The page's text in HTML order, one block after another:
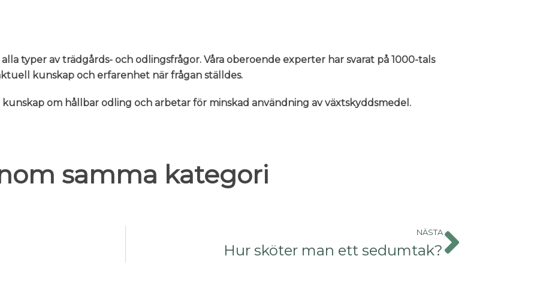
alla typer av trädgårds- och odlingsfrågor. Våra oberoende experter har svarat på 1000-tals
kunskap och erfarenhet när frågan ställdes.
om hållbar odling och arbetar för minskad användning av växtskyddsmedel.
samma kategori
NÄSTA
Hur sköter man ett sedumtak?